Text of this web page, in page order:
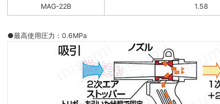
MAG-22B 1.58
●最高使用圧力：0.6MPa